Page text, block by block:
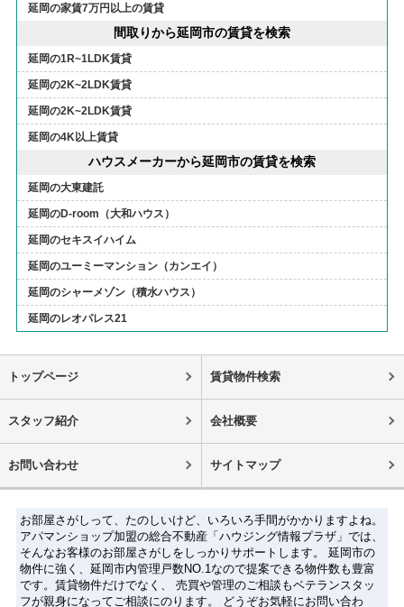
延岡の家賃7万円以上の賃貸
間取りから延岡市の賃貸を検索
延岡の1R~1LDK賃貸
延岡の2K~2LDK賃貸
延岡の2K~2LDK賃貸
延岡の4K以上賃貸
ハウスメーカーから延岡市の賃貸を検索
延岡の大東建託
延岡のD-room（大和ハウス）
延岡のセキスイハイム
延岡のユーミーマンション（カンエイ）
延岡のシャーメゾン（積水ハウス）
延岡のレオパレス21
トップページ 賃貸物件検索
スタッフ紹介 会社概要
お問い合わせ サイトマップ
お部屋さがしって、たのしいけど、いろいろ手間がかかりますよね。
アパマンショップ加盟の総合不動産「ハウジング情報プラザ」では、
そんなお客様のお部屋さがしをしっかりサポートします。 延岡市の
物件に強く、延岡市内管理戸数NO.1なので提案できる物件数も豊富
です。賃貸物件だけでなく、 売買や管理のご相談もベテランスタッ
フが親身になってご相談にのります。 どうぞお気軽にお問い合わ